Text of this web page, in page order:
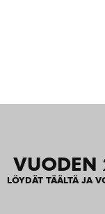
VUODEN
LÖYDÄT TÄÄLTÄ JA